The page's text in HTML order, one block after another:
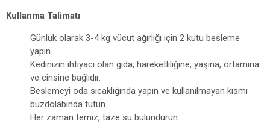
Kullanma Talimatı
Günlük olarak 3-4 kg vücut ağırlığı için 2 kutu besleme
yapın.
Kedinizin ihtiyacı olan gıda, hareketliliğine, yaşına, ortamına
ve cinsine bağlıdır.
Beslemeyi oda sıcaklığında yapın ve kullanılmayan kısmı
buzdolabında tutun.
Her zaman temiz, taze su bulundurun.